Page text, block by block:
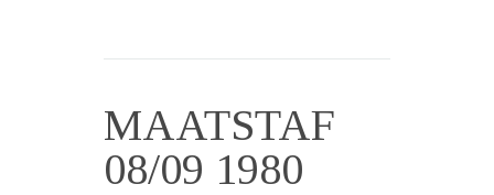
MAATSTAF
08/09 1980